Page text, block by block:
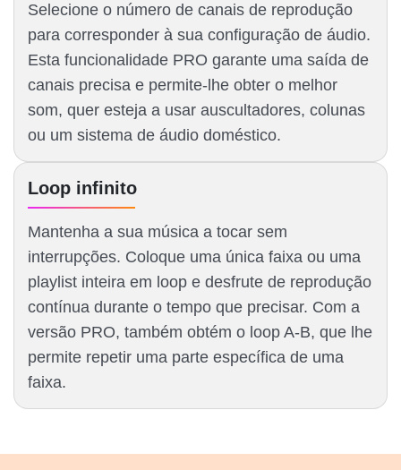
Selecione o número de canais de reprodução
para corresponder à sua configuração de áudio.
Esta funcionalidade PRO garante uma saída de
canais precisa e permite-lhe obter o melhor
som, quer esteja a usar auscultadores, colunas
ou um sistema de áudio doméstico.
Loop infinito
Mantenha a sua música a tocar sem
interrupções. Coloque uma única faixa ou uma
playlist inteira em loop e desfrute de reprodução
contínua durante o tempo que precisar. Com a
versão PRO, também obtém o loop A-B, que lhe
permite repetir uma parte específica de uma
faixa.